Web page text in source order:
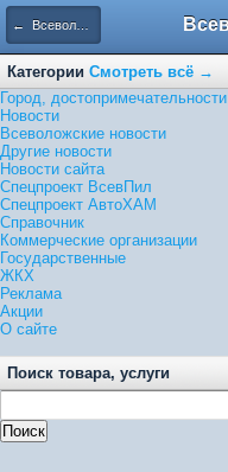
← Всеволожские новости
Категории Смотреть всё →
Город, достопримечательности
Новости
Всеволожские новости
Другие новости
Новости сайта
Спецпроект ВсевПил
Спецпроект АвтоХАМ
Справочник
Коммерческие организации
Государственные
ЖКХ
Реклама
Акции
О сайте
Поиск товара, услуги